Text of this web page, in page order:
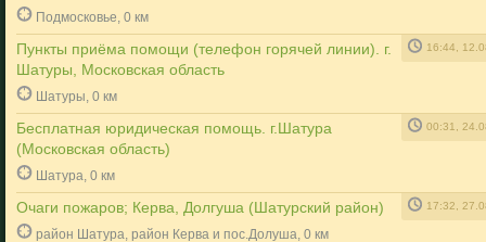
Подмосковье, 0 км
Пункты приёма помощи (телефон горячей линии). г.
Шатуры, Московская область
16:44,
Шатуры, 0 км
Бесплатная юридическая помощь. г.Шатура
(Московская область)
00:31,
Шатура, 0 км
Очаги пожаров; Керва, Долгуша (Шатурский район) 17:32,
район Шатура, район Керва и пос.Долуша, 0 км